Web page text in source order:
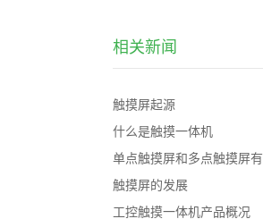
相关新闻
触摸屏起源
什么是触摸一体机
单点触摸屏和多点触摸屏
触摸屏的发展
工控触摸一体机产品概况